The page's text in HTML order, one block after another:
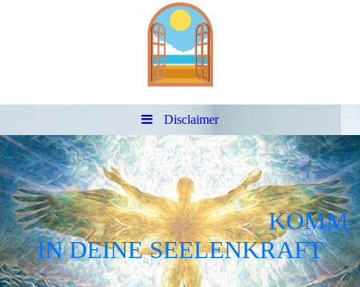
Disclaimer
KOMM
IN DEINE SEELENKRAFT